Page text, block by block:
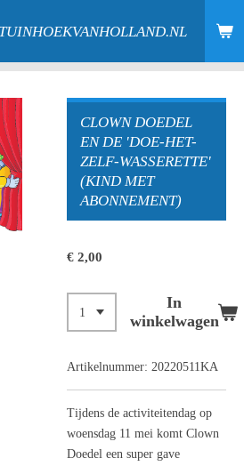
CLOWN DOEDEL
EN DE 'DOE-HET-
ZELF-WASSERETTE'
(KIND MET
ABONNEMENT)
€ 2,00
In
winkelwagen
Artikelnummer: 20220511KA
Tijdens de activiteitendag op
woensdag 11 mei komt Clown
Doedel een super gave